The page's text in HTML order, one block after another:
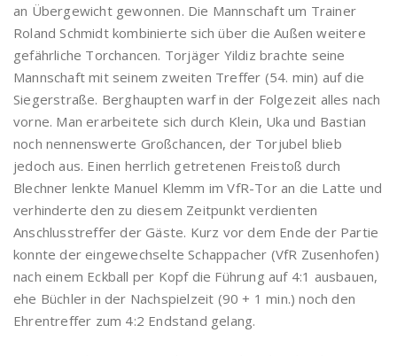
an Übergewicht gewonnen. Die Mannschaft um Trainer
Roland Schmidt kombinierte sich über die Außen weitere
gefährliche Torchancen. Torjäger Yildiz brachte seine
Mannschaft mit seinem zweiten Treffer (54. min) auf die
Siegerstraße. Berghaupten warf in der Folgezeit alles nach
vorne. Man erarbeitete sich durch Klein, Uka und Bastian
noch nennenswerte Großchancen, der Torjubel blieb
jedoch aus. Einen herrlich getretenen Freistoß durch
Blechner lenkte Manuel Klemm im VfR-Tor an die Latte und
verhinderte den zu diesem Zeitpunkt verdienten
Anschlusstreffer der Gäste. Kurz vor dem Ende der Partie
konnte der eingewechselte Schappacher (VfR Zusenhofen)
nach einem Eckball per Kopf die Führung auf 4:1 ausbauen,
ehe Büchler in der Nachspielzeit (90 + 1 min.) noch den
Ehrentreffer zum 4:2 Endstand gelang.